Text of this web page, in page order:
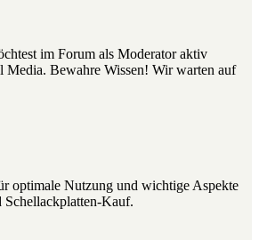
im Forum als Moderator aktiv
Media. Bewahre Wissen! Wir warten auf
optimale Nutzung und wichtige Aspekte
Schellackplatten-Kauf.